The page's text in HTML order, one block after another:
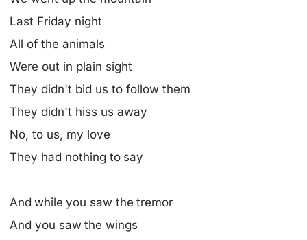
Last Friday night
All of the animals
Were out in plain sight
They didn't bid us to follow them
They didn't hiss us away
No, to us, my love
They had nothing to say
And while you saw the tremor
And you saw the wings